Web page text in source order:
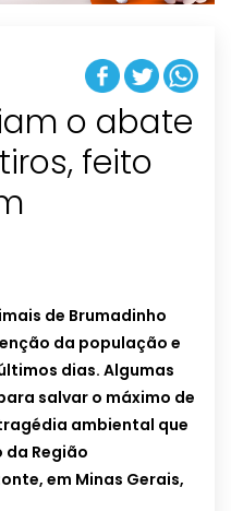
o abate
feito
de Brumadinho
da população e
dias. Algumas
salvar o máximo de
ambiental que
da Região
em Minas Gerais,